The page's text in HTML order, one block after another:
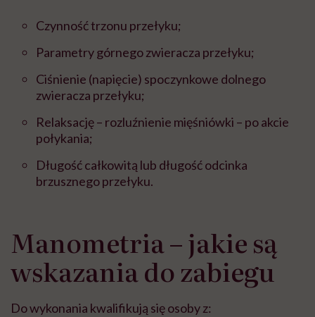
Czynność trzonu przełyku;
Parametry górnego zwieracza przełyku;
Ciśnienie (napięcie) spoczynkowe dolnego
zwieracza przełyku;
Relaksację – rozluźnienie mięśniówki – po akcie
połykania;
Długość całkowitą lub długość odcinka
brzusznego przełyku.
Manometria – jakie są
wskazania do zabiegu
Do wykonania kwalifikują się osoby z: